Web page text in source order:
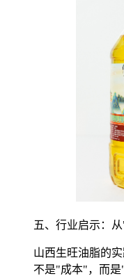
五、行业启示：
山西生旺油脂的
不是"成本"，而是